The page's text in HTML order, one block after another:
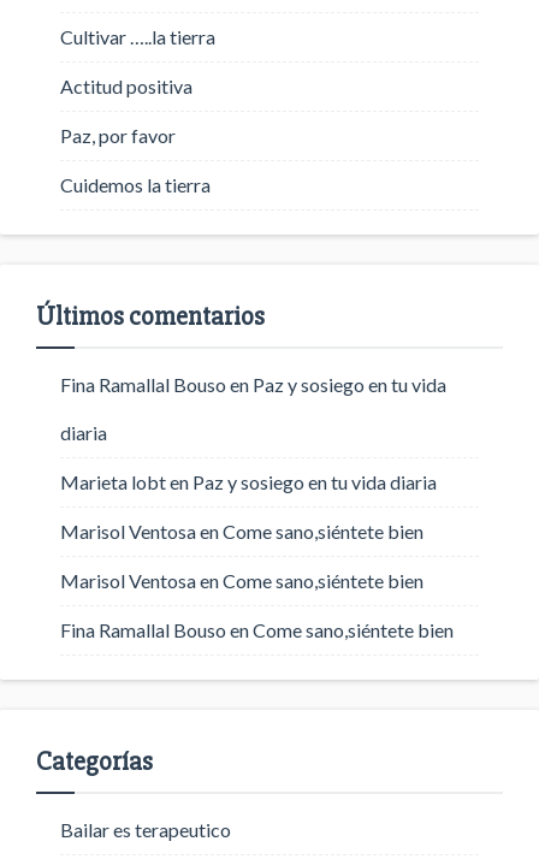
Cultivar …..la tierra
Actitud positiva
Paz, por favor
Cuidemos la tierra
Últimos comentarios
Fina Ramallal Bouso en Paz y sosiego en tu vida
diaria
Marieta lobten Paz y sosiego en tu vida diaria
Marisol VentosaenCome sano,siéntete bien
Marisol VentosaenCome sano,siéntete bien
Fina Ramallal Bouso enCome sano,siéntete bien
Categorías
Bailar es terapeutico